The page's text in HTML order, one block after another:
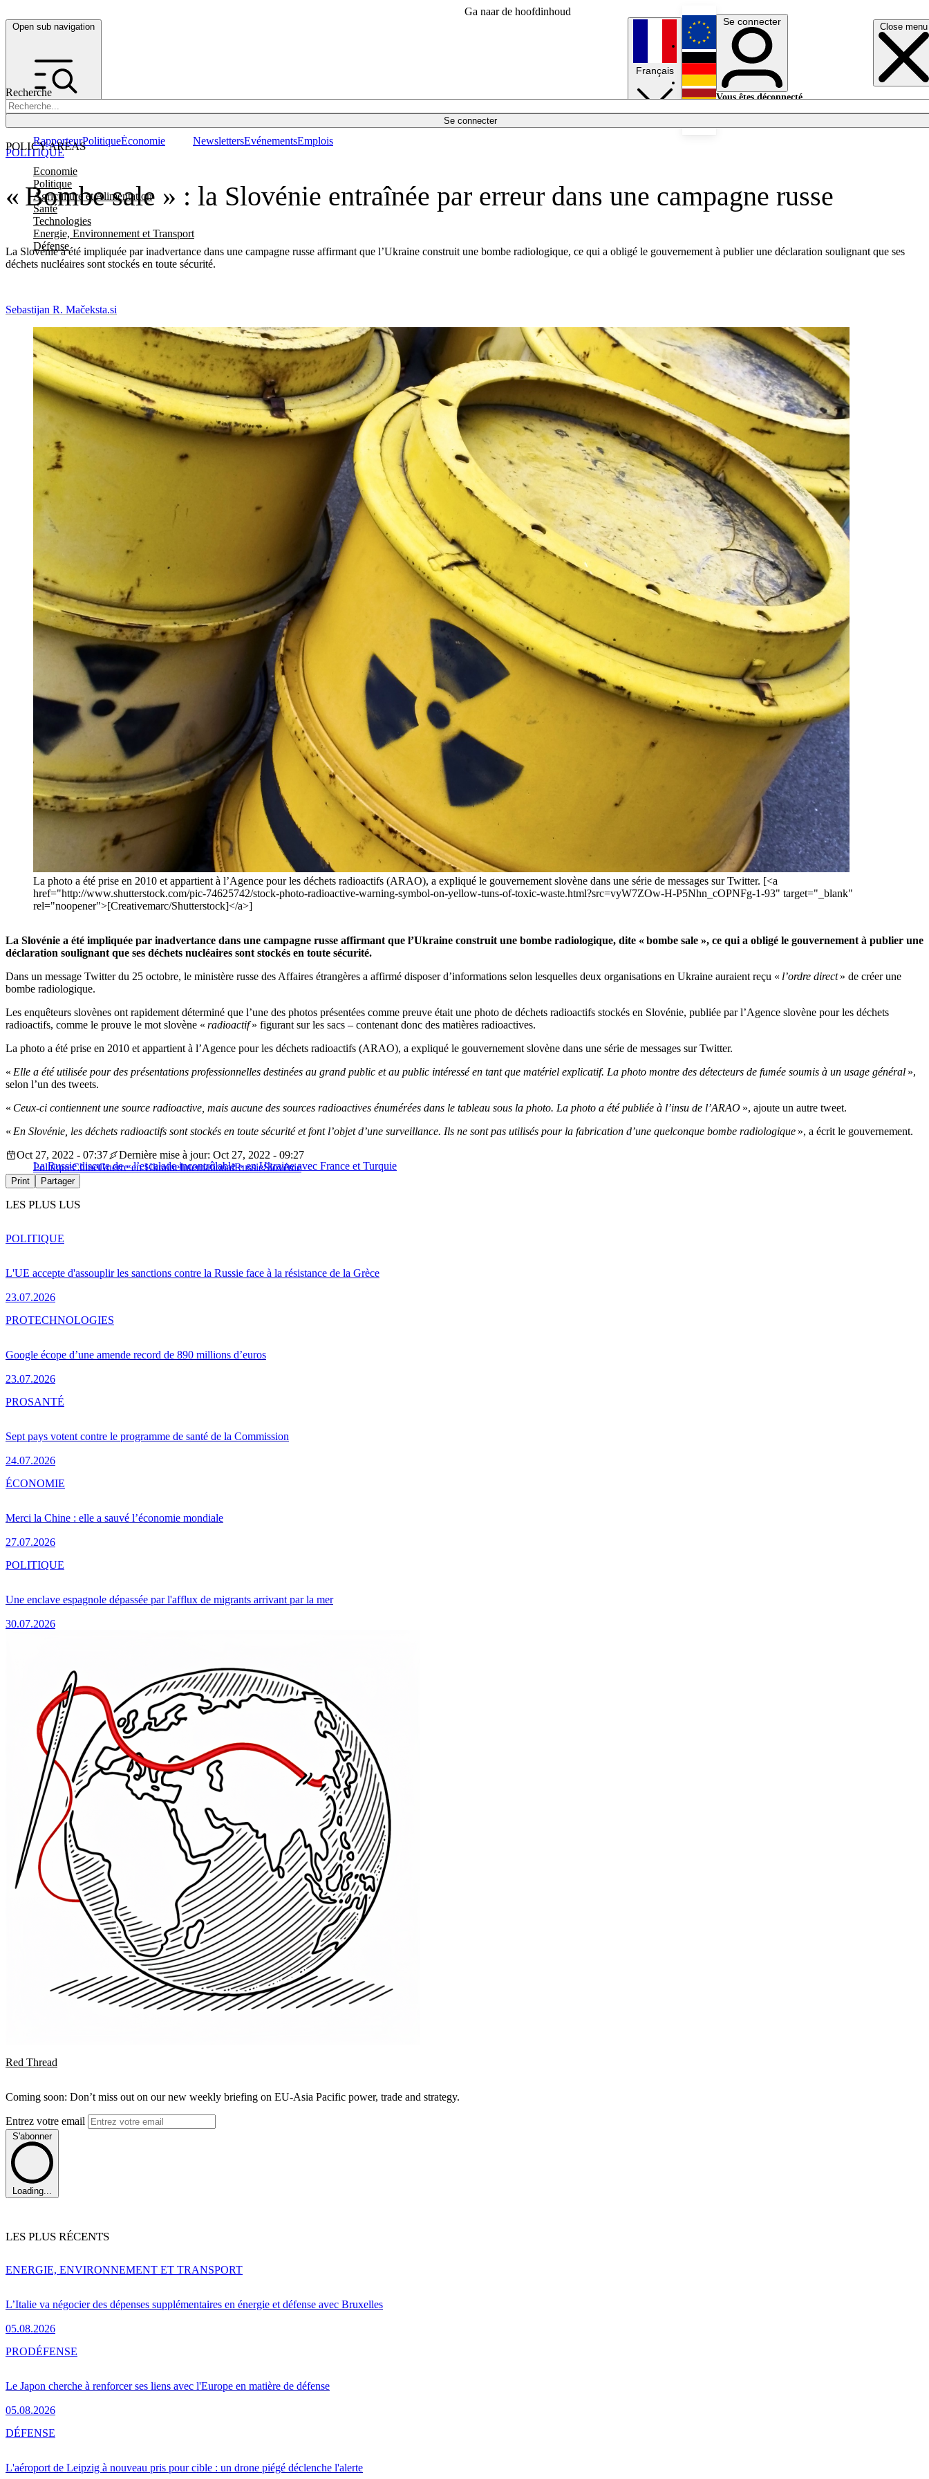
Ga naar de hoofdinhoud
Open sub navigation Close menu
Recherche
Se connecter
POLICY AREAS
Economie
Politique
Agriculture et Alimentation
Santé
Technologies
Energie, Environnement et Transport
Défense
RapporteurPolitiqueÉconomie NewslettersEvénementsEmplois
Français
English
Deutsch
Se connecter
Vous êtes déconnecté.
« Bombe sale » : la Slovénie entraînée par erreur dans une campagne russe
La Slovénie a été impliquée par inadvertance dans une campagne russe affirmant que l’Ukraine construit une bombe radiologique, ce qui a obligé le gouvernement à publier une déclaration soulignant que ses
déchets nucléaires sont stockés en toute sécurité.
POLITIQUE
Sebastijan R. Mačeksta.si
La photo a été prise en 2010 et appartient à l’Agence pour les déchets radioactifs (ARAO), a expliqué le gouvernement slovène dans une série de messages sur Twitter. [<a
href="http://www.shutterstock.com/pic-74625742/stock-photo-radioactive-warning-symbol-on-yellow-tuns-of-toxic-waste.html?src=vyW7ZOw-H-P5Nhn_cOPNFg-1-93" target="_blank"
rel="noopener">[Creativemarc/Shutterstock]</a>]
La Slovénie a été impliquée par inadvertance dans une campagne russe affirmant que l’Ukraine construit une bombe radiologique, dite « bombe sale », ce qui a obligé le gouvernement à publier une
déclaration soulignant que ses déchets nucléaires sont stockés en toute sécurité.
Dans un message Twitter du 25 octobre, le ministère russe des Affaires étrangères a affirmé disposer d’informations selon lesquelles deux organisations en Ukraine auraient reçu « l’ordre direct» de créer une
bombe radiologique.
Les enquêteurs slovènes ont rapidement déterminé que l’une des photos présentées comme preuve était une photo de déchets radioactifs stockés en Slovénie, publiée par l’Agence slovène pour les déchets
radioactifs, comme le prouve le mot slovène « radioactif» figurant sur les sacs – contenant donc des matières radioactives.
La photo a été prise en 2010 et appartient à l’Agence pour les déchets radioactifs (ARAO), a expliqué le gouvernement slovène dans une série de messages sur Twitter.
« Elle a été utilisée pour des présentations professionnelles destinées au grand public et au public intéressé en tant que matériel explicatif. La photo montre des détecteurs de fumée soumis à un usage général »,
selon l’un des tweets.
« Ceux-ci contiennent une source radioactive, mais aucune des sources radioactives énumérées dans le tableau sous la photo. La photo a été publiée à l’insu de l’ARAO », ajoute un autre tweet.
« En Slovénie, les déchets radioactifs sont stockés en toute sécurité et font l’objet d’une surveillance. Ils ne sont pas utilisés pour la fabrication d’une quelconque bombe radiologique », a écrit le gouvernement.
La Russie discute de « l’escalade incontrôlable » en Ukraine avec France et Turquie
Oct 27, 2022 - 07:37
Dernière mise à jour: Oct 27, 2022 - 09:27
PolitiqueChineGuerre en UkraineInternationalRussieSlovénie
Print Partager
LES PLUS LUS
L'UE accepte d'assouplir les sanctions contre la Russie face à la résistance de la Grèce
23.07.2026
POLITIQUE
Google écope d’une amende record de 890 millions d’euros
23.07.2026
PROTECHNOLOGIES
Sept pays votent contre le programme de santé de la Commission
24.07.2026
PROSANTÉ
Merci la Chine : elle a sauvé l’économie mondiale
27.07.2026
ÉCONOMIE
Une enclave espagnole dépassée par l'afflux de migrants arrivant par la mer
30.07.2026
POLITIQUE
Red Thread
Coming soon: Don’t miss out on our new weekly briefing on EU-Asia Pacific power, trade and strategy.
Entrez votre email
S'abonner
Loading...
LES PLUS RÉCENTS
L’Italie va négocier des dépenses supplémentaires en énergie et défense avec Bruxelles
05.08.2026
ENERGIE, ENVIRONNEMENT ET TRANSPORT
Le Japon cherche à renforcer ses liens avec l'Europe en matière de défense
05.08.2026
PRODÉFENSE
L'aéroport de Leipzig à nouveau pris pour cible : un drone piégé déclenche l'alerte
DÉFENSE